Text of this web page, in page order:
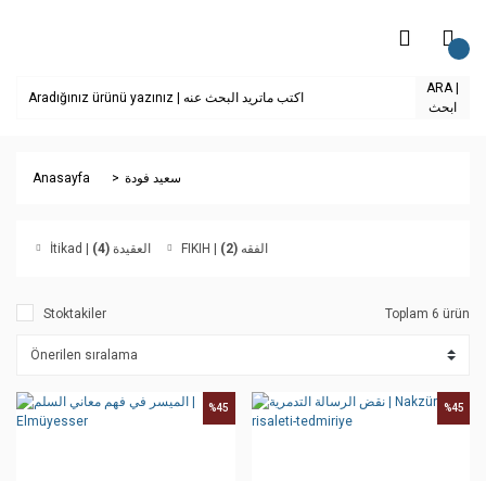
ARA |
ابحث
Anasayfa سعيد فودة
İtikad | العقيدة(4) FIKIH | الفقه(2)
Stoktakiler Toplam 6 ürün
%45 %45